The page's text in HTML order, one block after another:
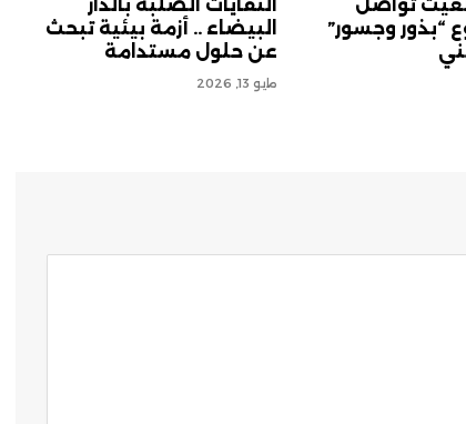
تواصل
“بذور وجسور”
النفايات الصلبة بالدار
البيضاء .. أزمة بيئية تبحث
عن حلول مستدامة
مايو 13, 2026